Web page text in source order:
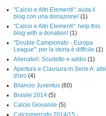
"Calcio e Altri Elementi": aiuta il
blog con una donazione! (1)
"Calcio e Altri Elementi": help this
blog with a donation! (1)
"Double Campionato - Europa
League": per la storia è difficile (1)
Allenatori: Scudetto e addio (1)
Apertura e Clausura in Serie A: albi
d'oro (4)
Bilancio Juventus (60)
Brasile 2014 (5)
Calcio Giovanile (5)
Calciomercato 2014/15 -